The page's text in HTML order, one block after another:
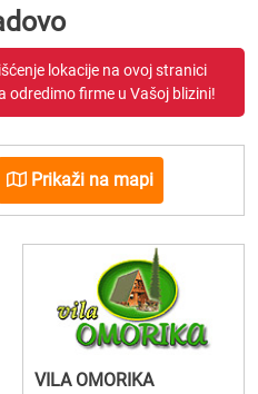
lokacije na ovoj stranici
odredimo firme u Vašoj blizini!
Prikaži na mapi
VILA OMORIKA